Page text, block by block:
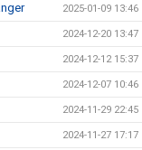
2025-01-09 13:46
2024-12-20 13:47
2024-12-12 15:37
2024-12-07 10:46
2024-11-29 22:45
2024-11-27 17:17